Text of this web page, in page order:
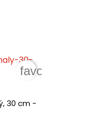
30 cm -
favorite_border